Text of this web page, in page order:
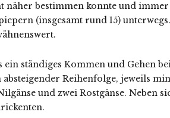
näher bestimmen konnte und
(insgesamt rund 15)
ein ständiges Kommen und Gehen
Reihenfolge, jeweils
und zwei Rostgänse. Neben